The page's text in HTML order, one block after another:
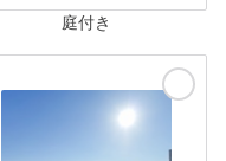
庭付き